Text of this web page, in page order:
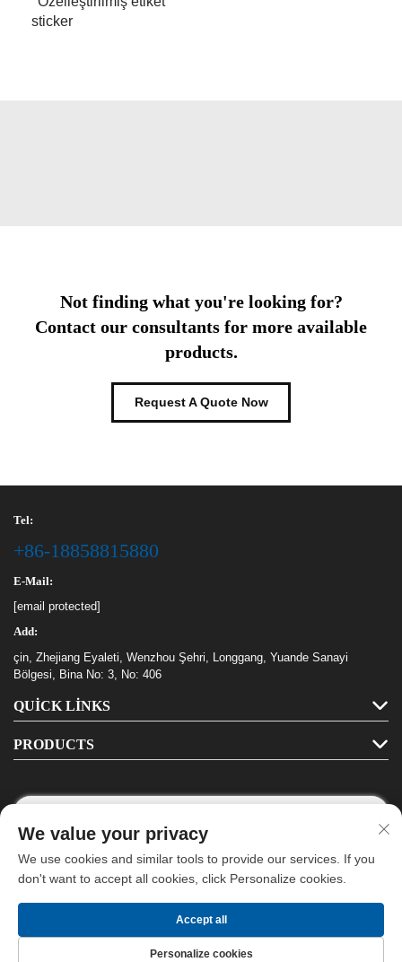
sticker
Not finding what you're looking for?
Contact our consultants for more available
products.
Request A Quote Now
Tel:
+86-18858815880
E-Mail:
[email protected]
Add:
çin, Zhejiang Eyaleti, Wenzhou Şehri, Longgang, Yuande Sanayi
Bölgesi, Bina No: 3, No: 406
QUICK LINKS
PRODUCTS
Follow Us
Privacy Policy-
We value your privacy
We use cookies and similar tools to provide our services. If you
don't want to accept all cookies, click Personalize cookies.
Personalize cookies
Accept all